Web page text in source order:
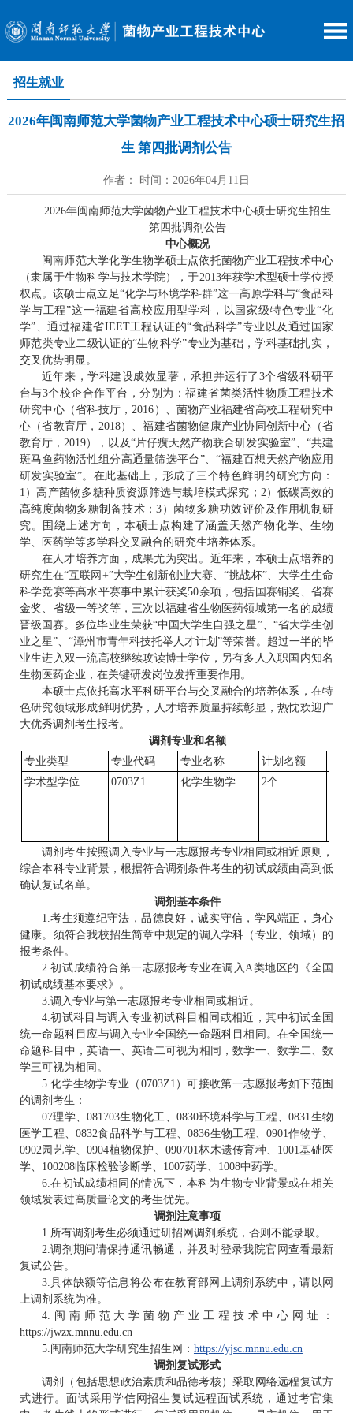
招生就业
2026年闽南师范大学菌物产业工程技术中心硕士研究生招
生 第四批调剂公告
作者： 时间：2026年04月11日
2026年闽南师范大学菌物产业工程技术中心硕士研究生招生
第四批调剂公告
中心概况
闽南师范大学化学生物学硕士点依托菌物产业工程技术中心
（隶属于生物科学与技术学院），于2013年获学术型硕士学位授
权点。该硕士点立足“化学与环境学科群”这一高原学科与“食品科
学与工程”这一福建省高校应用型学科，以国家级特色专业“化
学”、通过福建省IEET工程认证的“食品科学”专业以及通过国家
师范类专业二级认证的“生物科学”专业为基础，学科基础扎实，
交叉优势明显。
近年来，学科建设成效显著，承担并运行了3个省级科研平
台与3个校企合作平台，分别为：福建省菌类活性物质工程技术
研究中心（省科技厅，2016）、菌物产业福建省高校工程研究中
心（省教育厅，2018）、福建省菌物健康产业协同创新中心（省
教育厅，2019），以及“片仔癀天然产物联合研发实验室”、“共建
斑马鱼药物活性组分高通量筛选平台”、“福建百想天然产物应用
研发实验室”。在此基础上，形成了三个特色鲜明的研究方向：
1）高产菌物多糖种质资源筛选与栽培模式探究；2）低碳高效的
高纯度菌物多糖制备技术；3）菌物多糖功效评价及作用机制研
究。围绕上述方向，本硕士点构建了涵盖天然产物化学、生物
学、医药学等多学科交叉融合的研究生培养体系。
在人才培养方面，成果尤为突出。近年来，本硕士点培养的
研究生在“互联网+”大学生创新创业大赛、“挑战杯”、大学生生命
科学竞赛等高水平赛事中累计获奖50余项，包括国赛铜奖、省赛
金奖、省级一等奖等，三次以福建省生物医药领域第一名的成绩
晋级国赛。多位毕业生荣获“中国大学生自强之星”、“省大学生创
业之星”、“漳州市青年科技托举人才计划”等荣誉。超过一半的毕
业生进入双一流高校继续攻读博士学位，另有多人入职国内知名
生物医药企业，在关键研发岗位发挥重要作用。
本硕士点依托高水平科研平台与交叉融合的培养体系，在特
色研究领域形成鲜明优势，人才培养质量持续彰显，热忱欢迎广
大优秀调剂考生报考。
调剂专业和名额
专业类型
专业代码 专业名称 计划名额
学术型学位
0703Z1 化学生物学 2个
调剂考生按照调入专业与一志愿报考专业相同或相近原则，
综合本科专业背景，根据符合调剂条件考生的初试成绩由高到低
确认复试名单。
调剂基本条件
1.考生须遵纪守法，品德良好，诚实守信，学风端正，身心
健康。须符合我校招生简章中规定的调入学科（专业、领域）的
报考条件。
2.初试成绩符合第一志愿报考专业在调入A类地区的《全国
初试成绩基本要求》。
3.调入专业与第一志愿报考专业相同或相近。
4.初试科目与调入专业初试科目相同或相近，其中初试全国
统一命题科目应与调入专业全国统一命题科目相同。在全国统一
命题科目中，英语一、英语二可视为相同，数学一、数学二、数
学三可视为相同。
5.化学生物学专业（0703Z1）可接收第一志愿报考如下范围
的调剂考生：
07理学、081703生物化工、0830环境科学与工程、0831生物
医学工程、0832食品科学与工程、0836生物工程、0901作物学、
0902园艺学、0904植物保护、090701林木遗传育种、1001基础医
学、100208临床检验诊断学、1007药学、1008中药学。
6.在初试成绩相同的情况下，本科为生物专业背景或在相关
领域发表过高质量论文的考生优先。
调剂注意事项
1.所有调剂考生必须通过研招网调剂系统，否则不能录取。
2.调剂期间请保持通讯畅通，并及时登录我院官网查看最新
复试公告。
3.具体缺额等信息将公布在教育部网上调剂系统中，请以网
上调剂系统为准。
4.闽南师范大学菌物产业工程技术中心网址：
https://jwzx.mnnu.edu.cn
5.闽南师范大学研究生招生网： https://yjsc.mnnu.edu.cn
调剂复试形式
调剂（包括思想政治素质和品德考核）采取网络远程复试方
式进行。面试采用学信网招生复试远程面试系统，通过考官集